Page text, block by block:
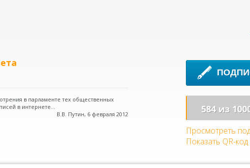
584 из
Просмотреть
Показать QR-
в парламенте тех общественных
в интернете...
В.В. Путин, 6 февраля 2012